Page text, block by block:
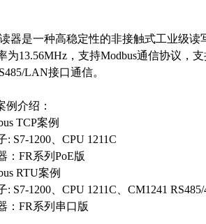
器是一种高稳定性的非接触式工业级读
为13.56MHz ， 支持Modbus通信协议 ，
LAN接口通信。
例介绍 ：
TCP案例
: S7-1200
CPU 1211C
： FR系列 PoE版
RTU案例
: S7-1200 CPU 1211C
CM1241 RS485/
： FR系列 串口版